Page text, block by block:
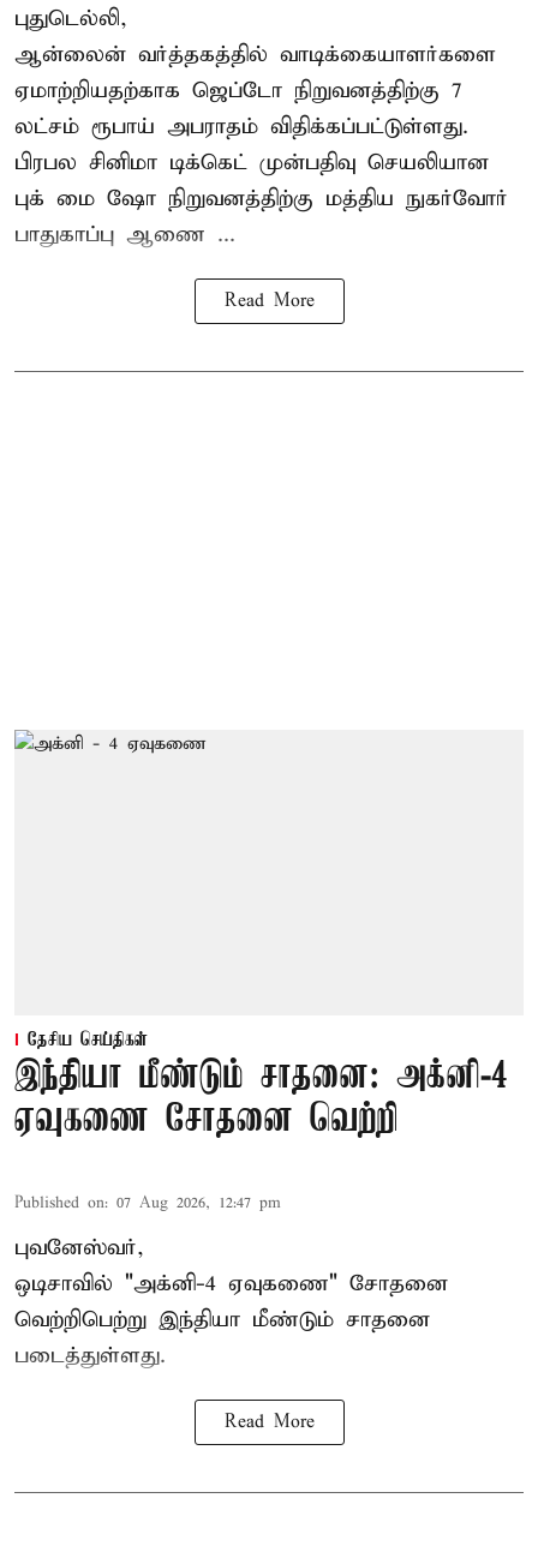
புதுடெல்லி,
ஆன்லைன் வர்த்தகத்தில் வாடிக்கையாளர்களை
ஏமாற்றியதற்காக ஜெப்டோ நிறுவனத்திற்கு 7
லட்சம் ரூபாய் அபராதம் விதிக்கப்பட்டுள்ளது.
பிரபல சினிமா டிக்கெட் முன்பதிவு செயலியான
புக் மை ஷோ நிறுவனத்திற்கு மத்திய நுகர்வோர்
பாதுகாப்பு ஆணை ...
Read More
தேசிய செய்திகள்
இந்தியா மீண்டும் சாதனை: அக்னி-4
ஏவுகணை சோதனை வெற்றி
Published on: 07 Aug 2026, 12:47 pm
புவனேஸ்வர்,
ஒடிசாவில் "அக்னி-4 ஏவுகணை" சோதனை
வெற்றிபெற்று இந்தியா மீண்டும் சாதனை
படைத்துள்ளது.
Read More